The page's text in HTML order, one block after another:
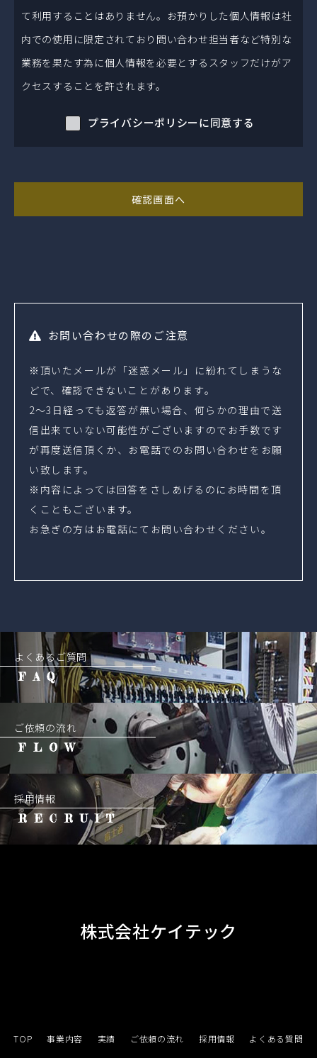
て利用することはありません。お預かりした個人情報は社
内での使用に限定されており問い合わせ担当者など特別な
業務を果たす為に個人情報を必要とするスタッフだけがア
クセスすることを許されます。
プライバシーポリシーに同意する
お問い合わせの際のご注意
※頂いたメールが「迷惑メール」に紛れてしまうな
どで、確認できないことがあります。
2～3日経っても返答が無い場合、何らかの理由で送
信出来ていない可能性がございますのでお手数です
が再度送信頂くか、お電話でのお問い合わせをお願
い致します。
※内容によっては回答をさしあげるのにお時間を頂
くこともございます。
お急ぎの方はお電話にてお問い合わせください。
株式会社ケイテック
よくあるご質問
FAQ
ご依頼の流れ
FLOW
採用情報
RECRUIT
TOP 事業内容 実績 ご依頼の流れ 採用情報 よくある質問